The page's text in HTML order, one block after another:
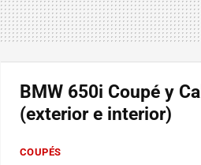
BMW 650i Coupé y
(exterior e interior)
COUPÉS